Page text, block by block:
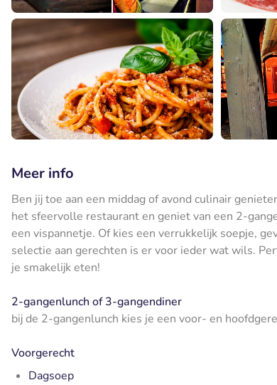
Meer info
Ben jij toe aan een middag of avond culinair
het sfeervolle restaurant en geniet van een 2-
een vispannetje. Of kies een verrukkelijk soepje,
selectie aan gerechten is er voor ieder wat wils.
je smakelijk eten!
2-gangenlunch of 3-gangendiner
bij de 2-gangenlunch kies je een voor- en
Voorgerecht
Dagsoep